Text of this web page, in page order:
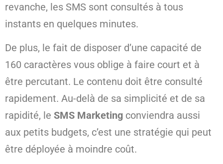
revanche, les SMS sont consultés à tous
instants en quelques minutes.
De plus, le fait de disposer d’une capacité de
160 caractères vous oblige à faire court et à
être percutant. Le contenu doit être consulté
rapidement. Au-delà de sa simplicité et de sa
rapidité, le SMS Marketing conviendra aussi
aux petits budgets, c’est une stratégie qui peut
être déployée à moindre coût.